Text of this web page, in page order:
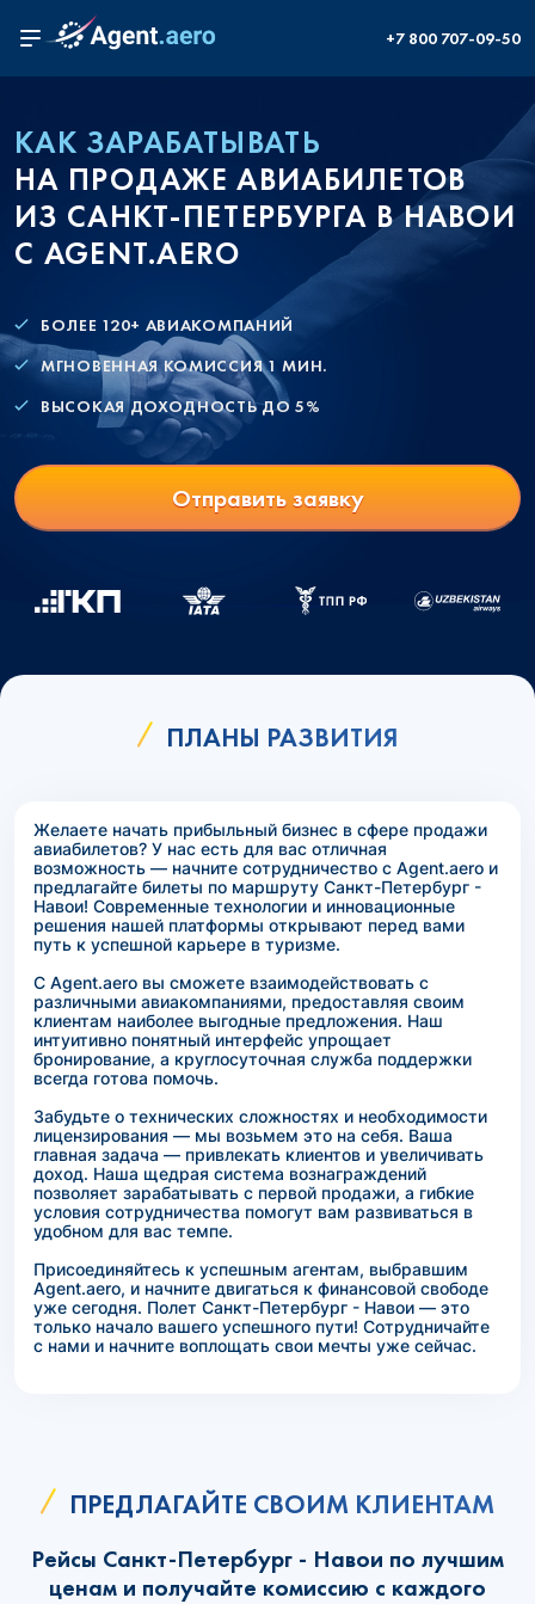
+7 800 707-09-50
КАК ЗАРАБАТЫВАТЬ
НА ПРОДАЖЕ АВИАБИЛЕТОВ
ИЗ САНКТ-ПЕТЕРБУРГА В НАВОИ
С AGENT.AERO
БОЛЕЕ 120+ АВИАКОМПАНИЙ
МГНОВЕННАЯ КОМИССИЯ 1 МИН.
ВЫСОКАЯ ДОХОДНОСТЬ ДО 5%
Отправить заявку
ПЛАНЫ РАЗВИТИЯ
Желаете начать прибыльный бизнес в сфере продажи
авиабилетов? У нас есть для вас отличная
возможность — начните сотрудничество с Agent.aero и
предлагайте билеты по маршруту Санкт-Петербург -
Навои! Современные технологии и инновационные
решения нашей платформы открывают перед вами
путь к успешной карьере в туризме.
С Agent.aero вы сможете взаимодействовать с
различными авиакомпаниями, предоставляя своим
клиентам наиболее выгодные предложения. Наш
интуитивно понятный интерфейс упрощает
бронирование, а круглосуточная служба поддержки
всегда готова помочь.
Забудьте о технических сложностях и необходимости
лицензирования — мы возьмем это на себя. Ваша
главная задача — привлекать клиентов и увеличивать
доход. Наша щедрая система вознаграждений
позволяет зарабатывать с первой продажи, а гибкие
условия сотрудничества помогут вам развиваться в
удобном для вас темпе.
Присоединяйтесь к успешным агентам, выбравшим
Agent.aero, и начните двигаться к финансовой свободе
уже сегодня. Полет Санкт-Петербург - Навои — это
только начало вашего успешного пути! Сотрудничайте
с нами и начните воплощать свои мечты уже сейчас.
ПРЕДЛАГАЙТЕ СВОИМ КЛИЕНТАМ
Рейсы Санкт-Петербург - Навои по лучшим
ценам и получайте комиссию с каждого